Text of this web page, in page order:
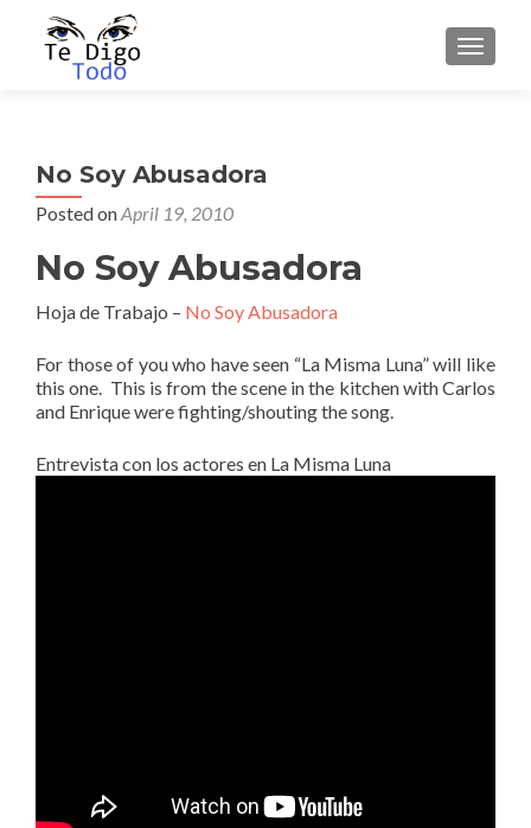
No Soy Abusadora
Posted onApril 19, 2010
No Soy Abusadora
Hoja de Trabajo – No Soy Abusadora
For those of you who have seen “La Misma Luna” will like
this one. This is from the scene in the kitchen with Carlos
and Enrique were fighting/shouting the song.
Entrevista con los actores en La Misma Luna